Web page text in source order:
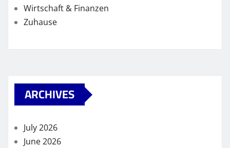
Wirtschaft & Finanzen
Zuhause
ARCHIVES
July 2026
June 2026